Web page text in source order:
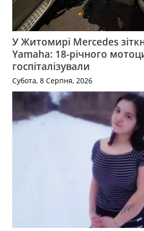
У Житомирі Mercedes
Yamaha: 18-річного
госпіталізували
Субота, 8 Серпня, 2026